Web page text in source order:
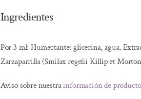
Ingredientes
Por 3 ml: Humectante: glicerina, agua,
Zarzaparrilla (Smilax regelii Killip et
Aviso sobre nuestrainformación de